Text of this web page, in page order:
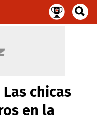
Las chicas
en la